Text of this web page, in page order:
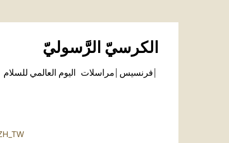
الكرسيّ الرَّسوليّ
فرنسيس مراسلات اليوم العالمي للسلام